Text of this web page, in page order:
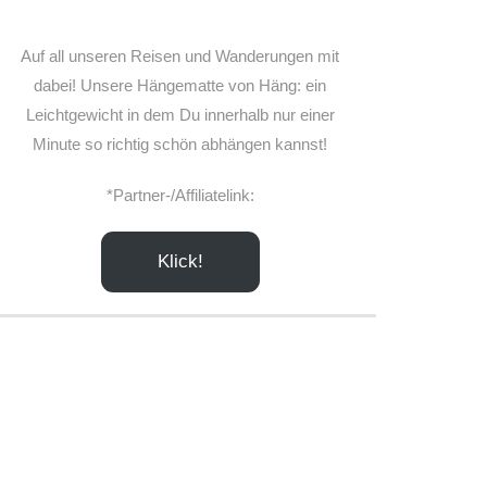
Auf all unseren Reisen und Wanderungen mit
dabei! Unsere Hängematte von Häng: ein
Leichtgewicht in dem Du innerhalb nur einer
Minute so richtig schön abhängen kannst!
*Partner-/Affiliatelink:
Klick!